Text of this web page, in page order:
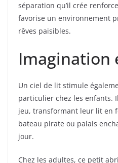
séparation qu’il crée
favorise un environnement
rêves paisibles.
Imagination
Un ciel de lit stimule
particulier chez les enfants.
jeu, transformant leur lit en
bateau pirate ou palais
jour.
Chez les adultes, ce petit